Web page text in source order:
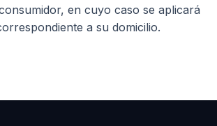
en cuyo caso se aplicará
a su domicilio.